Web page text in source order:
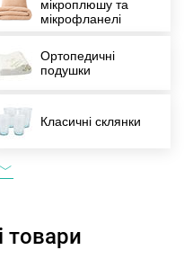
мікроплюшу та
мікрофланелі
Ортопедичні
подушки
Класичні склянки
товари